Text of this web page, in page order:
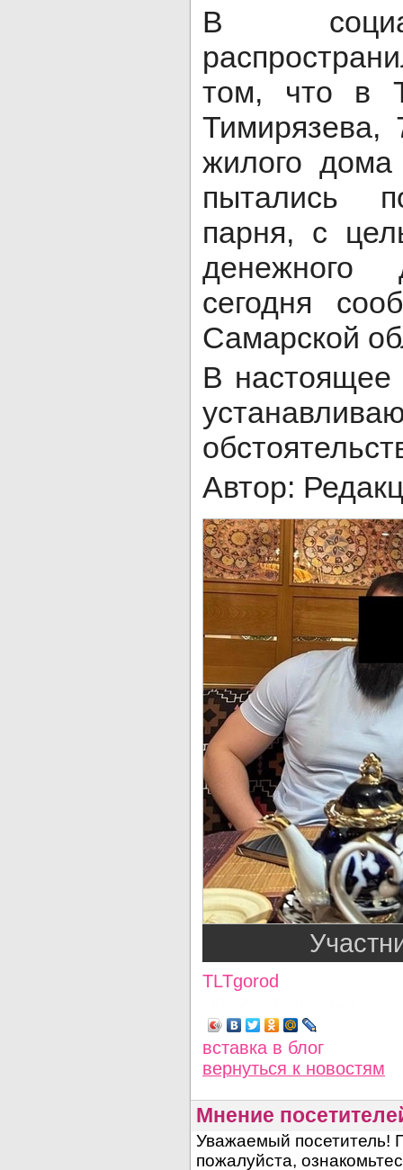
В
том, что в
Тимирязева,
жилого дома
пытались
парня, с
сегодня
Самарской
В настоящее
Автор:
TLTgorod
вставка в блог
вернуться к новостям
Мнение